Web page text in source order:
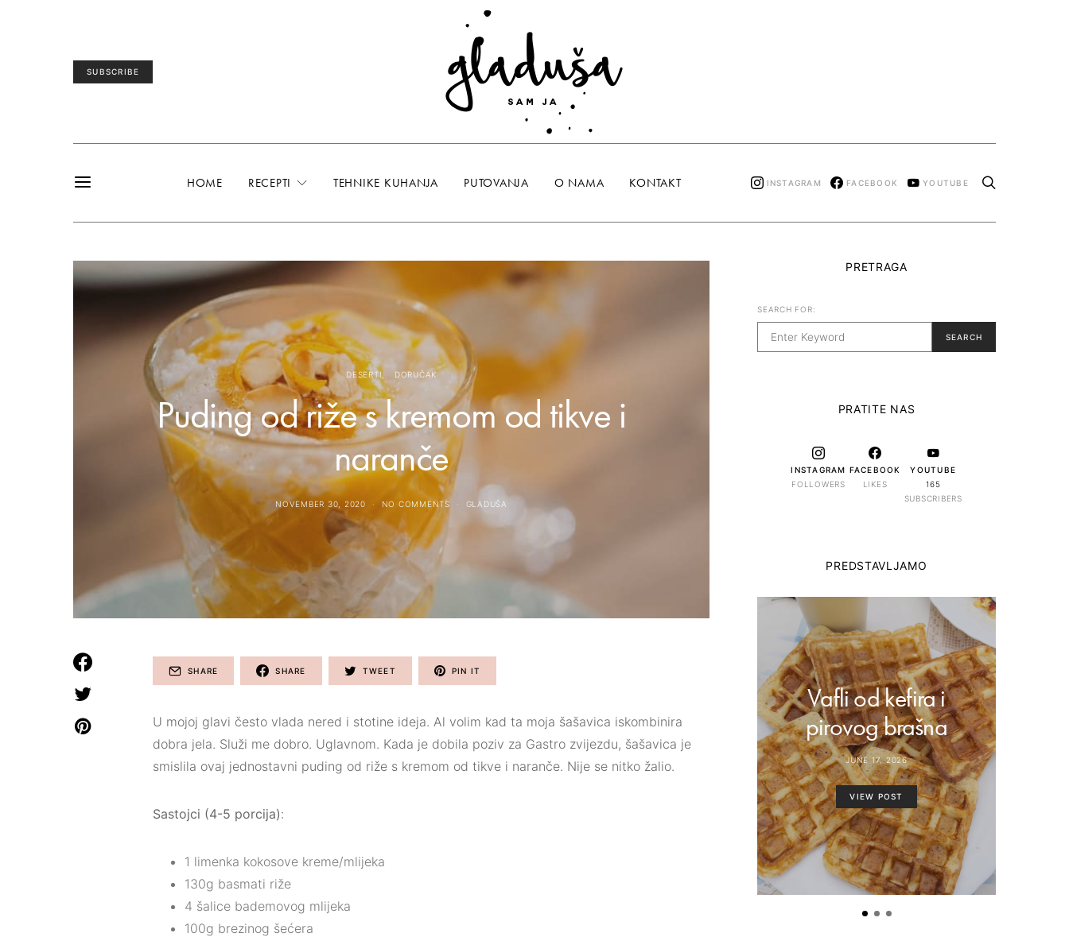
SUBSCRIBE
HOME RECEPTI TEHNIKE KUHANJA PUTOVANJA O NAMA KONTAKT INSTAGRAM FACEBOOK YOUTUBE
DESERTI DORUČAK
Puding od riže s kremom od tikve i
naranče
NOVEMBER 30, 2020 NO COMMENTS GLADUŠA
SHARE SHARE TWEET PIN IT
U mojoj glavi često vlada nered i stotine ideja. Al volim kad ta moja šašavica iskombinira
dobra jela. Služi me dobro. Uglavnom. Kada je dobila poziv za Gastro zvijezdu, šašavica je
smislila ovaj jednostavni puding od riže s kremom od tikve i naranče. Nije se nitko žalio.
Sastojci (4-5 porcija):
1 limenka kokosove kreme/mlijeka
130g basmati riže
4 šalice bademovog mlijeka
100g brezinog šećera
PRETRAGA
SEARCH FOR:
SEARCH
PRATITE NAS
INSTAGRAM
FOLLOWERS
FACEBOOK
LIKES
YOUTUBE
165
SUBSCRIBERS
PREDSTAVLJAMO
Vafli od kefira i
pirovog brašna
JUNE 17, 2026
VIEW POST